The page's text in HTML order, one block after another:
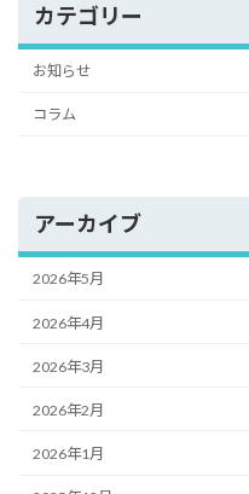
カテゴリー
お知らせ
コラム
アーカイブ
2026年5月
2026年4月
2026年3月
2026年2月
2026年1月